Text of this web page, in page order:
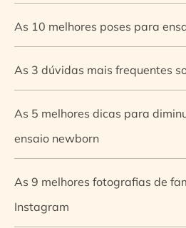
As 10 melhores poses para
As 3 dúvidas mais frequentes
As 5 melhores dicas para
ensaio newborn
As 9 melhores fotografias de
Instagram